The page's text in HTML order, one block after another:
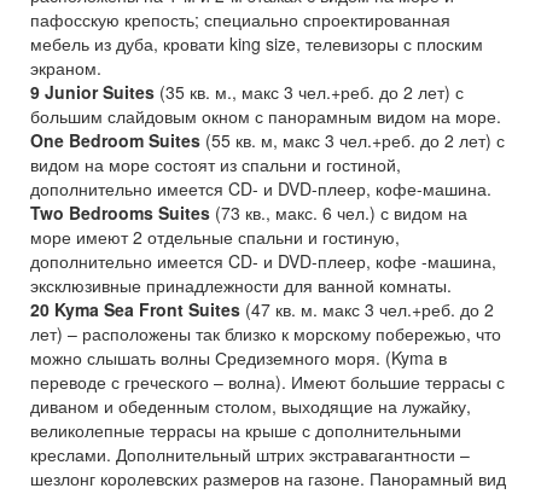
пафосскую крепость; специально спроектированная
мебель из дуба, кровати king size, телевизоры с плоским
экраном.
9 Junior Suites (35 кв. м., макс 3 чел.+реб. до 2 лет) с
большим слайдовым окном с панорамным видом на море.
One Bedroom Suites (55 кв. м, макс 3 чел.+реб. до 2 лет) с
видом на море состоят из спальни и гостиной,
дополнительно имеется CD- и DVD-плеер, кофе-машина.
Two Bedrooms Suites (73 кв., макс. 6 чел.) с видом на
море имеют 2 отдельные спальни и гостиную,
дополнительно имеется CD- и DVD-плеер, кофе -машина,
эксклюзивные принадлежности для ванной комнаты.
20 Kyma Sea Front Suites (47 кв. м. макс 3 чел.+реб. до 2
лет) – расположены так близко к морскому побережью, что
можно слышать волны Средиземного моря. (Kyma в
переводе с греческого – волна). Имеют большие террасы с
диваном и обеденным столом, выходящие на лужайку,
великолепные террасы на крыше с дополнительными
креслами. Дополнительный штрих экстравагантности –
шезлонг королевских размеров на газоне. Панорамный вид